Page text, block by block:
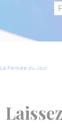
La Pensée du Jour